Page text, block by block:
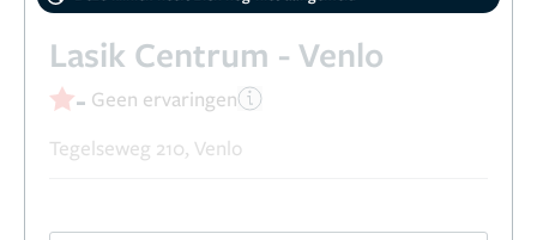
Lasik Centrum - Venlo
- Geen ervaringen
Tegelseweg 210, Venlo